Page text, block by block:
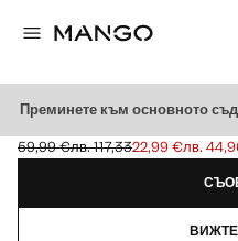
Преминете към основното
РИЗА НА РАЙЕТА С
Задраскана първоначална цена
59,99 €лв. 117,33
Текуща цена [22,99 € лв. 44,96]
22,99 €лв.
Изберете цвят